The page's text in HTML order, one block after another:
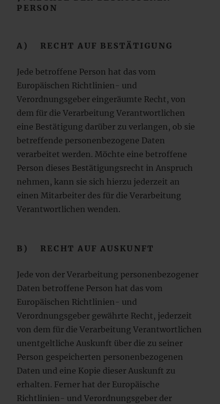
PERSON
A) RECHT AUF BESTÄTIGUNG
Jede betroffene Person hat das vom
Europäischen Richtlinien- und
Verordnungsgeber eingeräumte Recht, von
dem für die Verarbeitung Verantwortlichen
eine Bestätigung darüber zu verlangen, ob sie
betreffende personenbezogene Daten
verarbeitet werden. Möchte eine betroffene
Person dieses Bestätigungsrecht in Anspruch
nehmen, kann sie sich hierzu jederzeit an
einen Mitarbeiter des für die Verarbeitung
Verantwortlichen wenden.
B) RECHT AUF AUSKUNFT
Jede von der Verarbeitung personenbezogener
Daten betroffene Person hat das vom
Europäischen Richtlinien- und
Verordnungsgeber gewährte Recht, jederzeit
von dem für die Verarbeitung Verantwortlichen
unentgeltliche Auskunft über die zu seiner
Person gespeicherten personenbezogenen
Daten und eine Kopie dieser Auskunft zu
erhalten. Ferner hat der Europäische
Richtlinien- und Verordnungsgeber der